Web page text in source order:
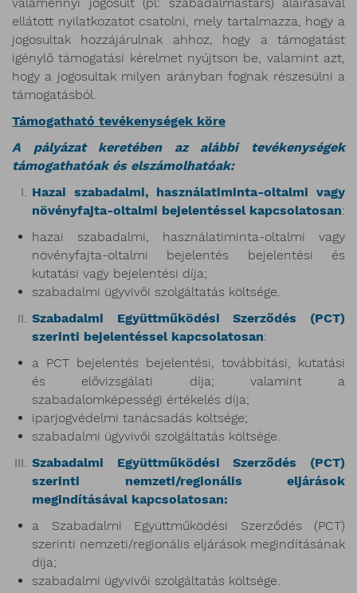
ellátott nyilatkozatot csatolni, mely tartalmazza, hogy a
jogosultak hozzájárulnak ahhoz, hogy a támogatást
igénylő támogatási kérelmet nyújtson be, valamint azt,
hogy a jogosultak milyen arányban fognak részesülni a
támogatásból.
Támogatható tevékenységek köre
A pályázat keretében az alábbi tevékenységek
támogathatóak és elszámolhatóak:
Hazai szabadalmi, használatiminta-oltalmi vagy
növényfajta-oltalmi bejelentéssel kapcsolatosan:
hazai szabadalmi, használatiminta-oltalmi vagy
növényfajta-oltalmi bejelentés bejelentési és
kutatási vagy bejelentési díja;
szabadalmi ügyvivői szolgáltatás költsége.
Szabadalmi Együttműködési Szerződés (PCT)
szerinti bejelentéssel kapcsolatosan:
a PCT bejelentés bejelentési, továbbítási, kutatási
és elővizsgálati díja; valamint a
szabadalomképességi értékelés díja;
iparjogvédelmi tanácsadás költsége;
szabadalmi ügyvivői szolgáltatás költsége.
Szabadalmi Együttműködési Szerződés (PCT)
szerinti nemzeti/regionális eljárások
megindításával kapcsolatosan:
a Szabadalmi Együttműködési Szerződés (PCT)
szerinti nemzeti/regionális eljárások megindításának
díja;
szabadalmi ügyvivői szolgáltatás költsége.